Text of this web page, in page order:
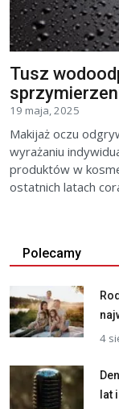
Tusz
19 maja, 2025
Makijaż oczu
wyrażaniu
produktów w
ostatnich latach
Polecamy
4
lat